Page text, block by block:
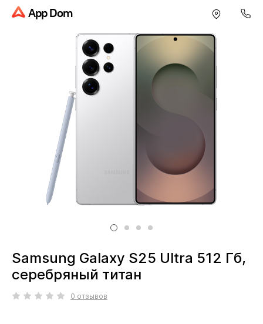
App Dom
Samsung Galaxy S25 Ultra 512 Гб,
серебряный титан
0 отзывов